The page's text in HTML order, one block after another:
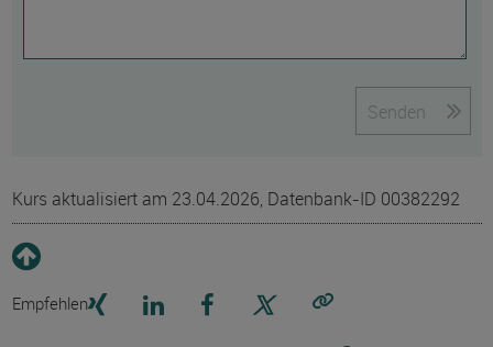
Senden
Kurs aktualisiert am 23.04.2026, Datenbank-ID 00382292
Empfehlen